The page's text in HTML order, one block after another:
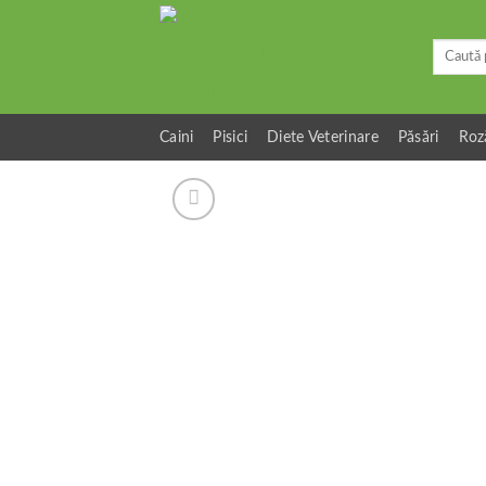
Caută
Caini Pisici Diete Veterinare Păsări